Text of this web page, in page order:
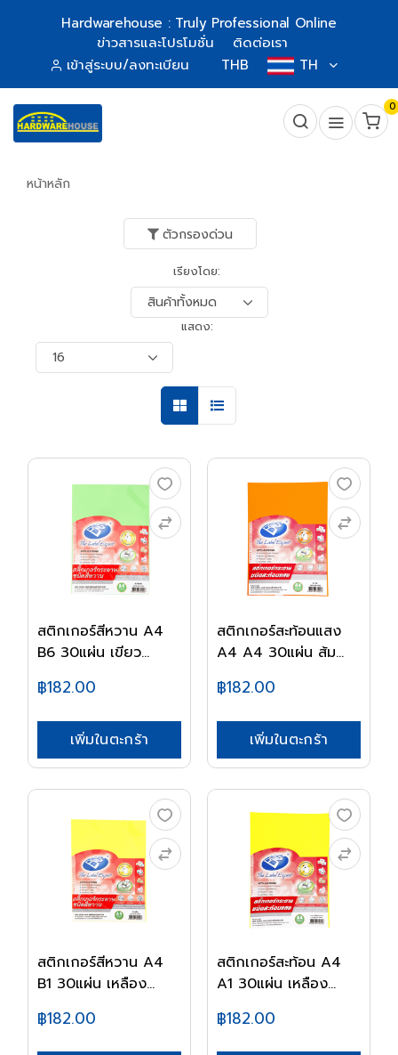
Hardwarehouse : Truly Professional Online
ข่าวสารและโปรโมชั่น
ติดต่อเรา
เข้าสู่ระบบ/ลงทะเบียน
THB TH
0
หน้าหลัก
ตัวกรองด่วน
เรียงโดย:
แสดง:
สติกเกอร์สีหวาน A4
B6 30แผ่น เขียว...
฿182.00
เพิ่มในตะกร้า
สติกเกอร์สะท้อนแสง
A4 A4 30แผ่น ส้ม...
฿182.00
เพิ่มในตะกร้า
สติกเกอร์สีหวาน A4
B1 30แผ่น เหลือง...
฿182.00
สติกเกอร์สะท้อน A4
A1 30แผ่น เหลือง...
฿182.00